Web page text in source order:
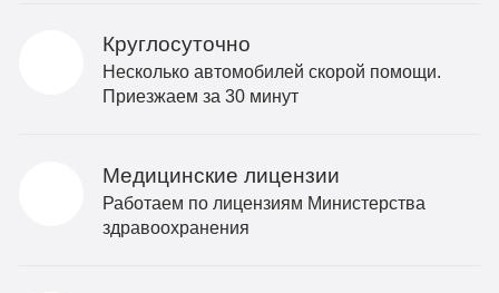
Круглосуточно
Несколько автомобилей скорой помощи.
Приезжаем за 30 минут
Медицинские лицензии
Работаем по лицензиям Министерства
здравоохранения